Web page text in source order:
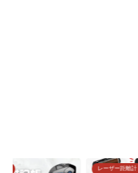
レーザー距離計